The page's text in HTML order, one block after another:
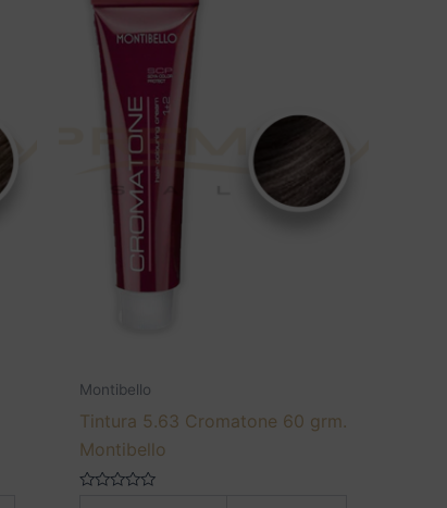
Montibello
Tintura 5.63 Cromatone 60 grm.
Montibello